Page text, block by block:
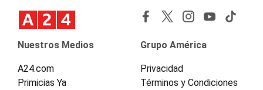
Nuestros Medios
A24.com
Primicias Ya
Grupo América
Privacidad
Términos y Condiciones